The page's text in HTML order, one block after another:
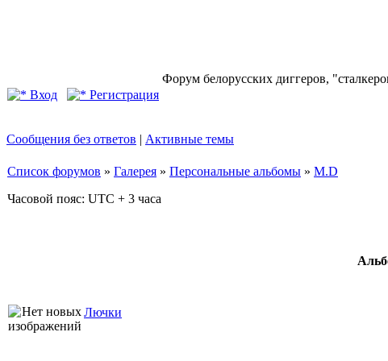
Форум белорусских диггеров,
Вход
Регистрация
Сообщения без ответов | Активные темы
Список форумов » Галерея » Персональные альбомы » M.D
Часовой пояс: UTC + 3 часа
Лючки